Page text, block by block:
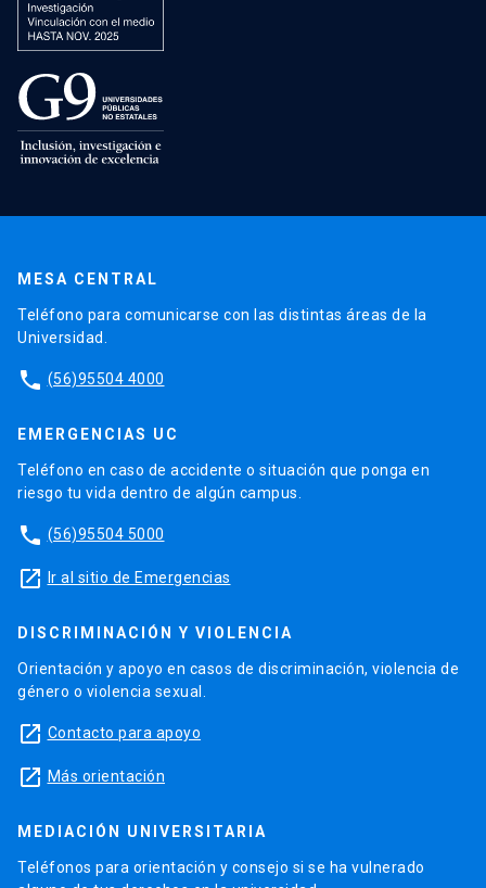
MESA CENTRAL
Teléfono para comunicarse con las distintas áreas de la
Universidad.
phone (56)95504 4000
EMERGENCIAS UC
Teléfono en caso de accidente o situación que ponga en
riesgo tu vida dentro de algún campus.
phone (56)95504 5000
launch Ir al sitio de Emergencias
DISCRIMINACIÓN Y VIOLENCIA
Orientación y apoyo en casos de discriminación, violencia de
género o violencia sexual.
launch Contacto para apoyo
launch Más orientación
MEDIACIÓN UNIVERSITARIA
Teléfonos para orientación y consejo si se ha vulnerado